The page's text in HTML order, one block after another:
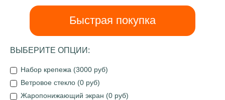
Быстрая покупка
ВЫБЕРИТЕ ОПЦИИ:
Набор крепежа (3000 руб)
Ветровое стекло (0 руб)
Жаропонижающий экран (0 руб)